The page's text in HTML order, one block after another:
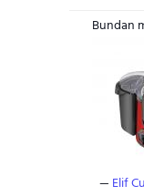
Bundan
Elif